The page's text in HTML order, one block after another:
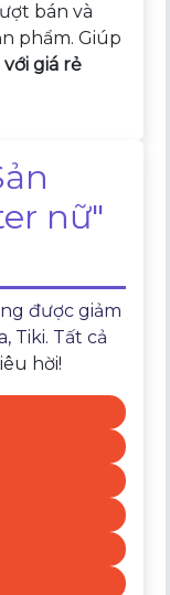
bán và
phẩm. Giúp
giá rẻ
nữ"
được giảm
Tiki. Tất cả
hời!